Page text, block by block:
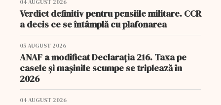
04 AUGUST 2026
Verdict definitiv pentru pensiile militare. CCR
a decis ce se întâmplă cu plafonarea
05 AUGUST 2026
ANAF a modificat Declarația 216. Taxa pe
casele și mașinile scumpe se triplează în
2026
04 AUGUST 2026